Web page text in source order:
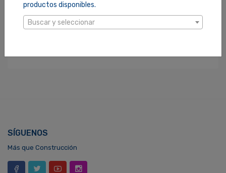
productos disponibles.
Buscar y seleccionar
BARBACOA S/TAPA 13 CARBON INOX 23013A
SÍGUENOS
Más que Construcción